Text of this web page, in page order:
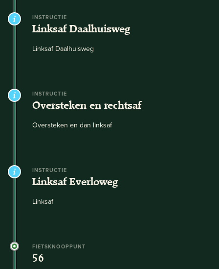
INSTRUCTIE
Linksaf Daalhuisweg
Linksaf Daalhuisweg
INSTRUCTIE
Oversteken en rechtsaf
Oversteken en dan linksaf
INSTRUCTIE
Linksaf Everloweg
Linksaf
FIETSKNOOPPUNT
56